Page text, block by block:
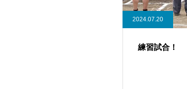
2024.07.20
練習試合！